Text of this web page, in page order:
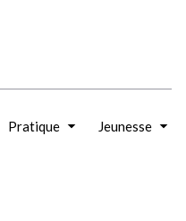
Pratique Jeunesse